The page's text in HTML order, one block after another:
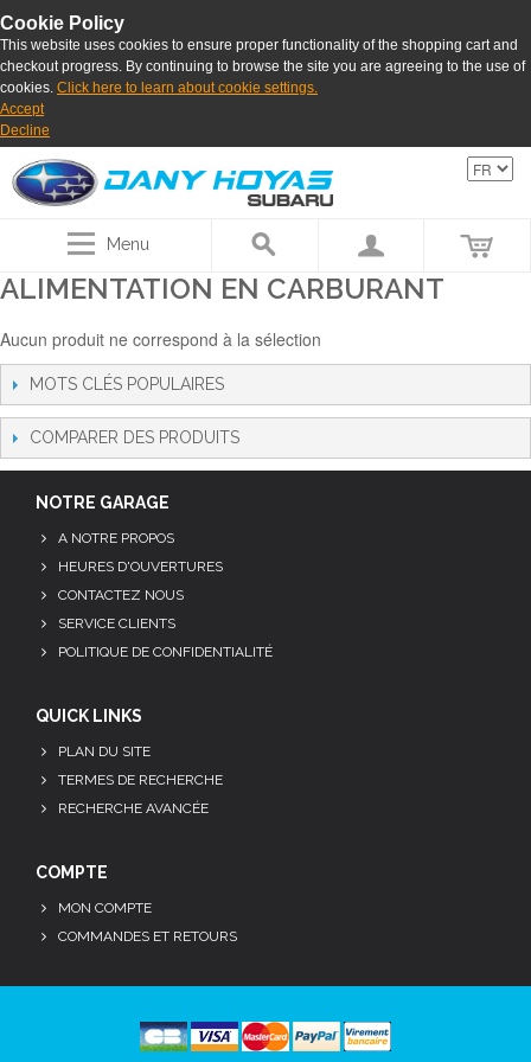
Cookie Policy
This website uses cookies to ensure proper functionality of the shopping cart and
checkout progress. By continuing to browse the site you are agreeing to the use of
cookies. Click here to learn about cookie settings.
Accept
Decline
Menu
ALIMENTATION EN CARBURANT
Aucun produit ne correspond à la sélection
MOTS CLÉS POPULAIRES
COMPARER DES PRODUITS
NOTRE GARAGE
A NOTRE PROPOS
HEURES D'OUVERTURES
CONTACTEZ NOUS
SERVICE CLIENTS
POLITIQUE DE CONFIDENTIALITÉ
QUICK LINKS
PLAN DU SITE
TERMES DE RECHERCHE
RECHERCHE AVANCÉE
COMPTE
MON COMPTE
COMMANDES ET RETOURS